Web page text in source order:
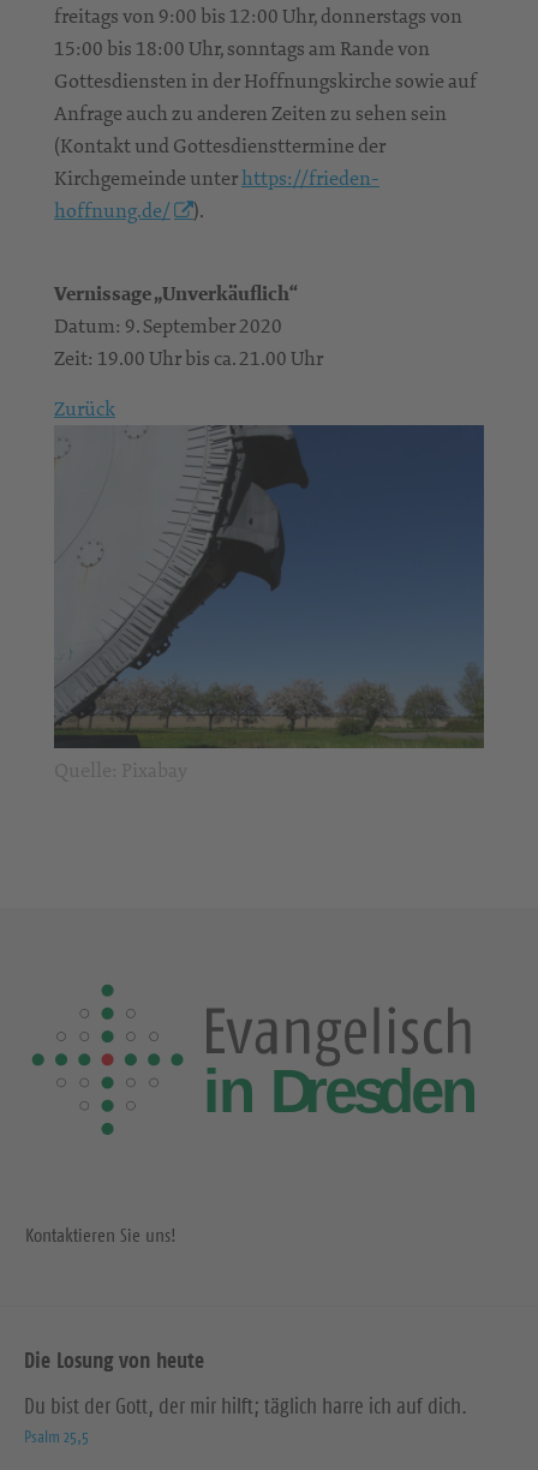
freitags von 9:00 bis 12:00 Uhr, donnerstags von
15:00 bis 18:00 Uhr, sonntags am Rande von
Gottesdiensten in der Hoffnungskirche sowie auf
Anfrage auch zu anderen Zeiten zu sehen sein
(Kontakt und Gottesdiensttermine der
Kirchgemeinde unterhttps://frieden-
hoffnung.de/
).
Vernissage „Unverkäuflich“
Datum: 9. September 2020
Zeit: 19.00 Uhr bis ca. 21.00 Uhr
Zurück
Kontaktieren Sie uns!
Die Losung von heute
Du bist der Gott, der mir hilft; täglich harre ich auf dich.
Psalm 25,5